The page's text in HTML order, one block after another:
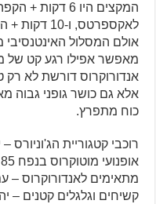
לאקספרטס,
אולם המסלול
מאפשר אפילו רגע קט של
אנדורוקרוס דורשת לא רק
אלא גם כושר גופני גבוה
כוח מתפרץ.
מתאימים לאנדורוקרוס –
קשיחים וגלגלים קטנים –